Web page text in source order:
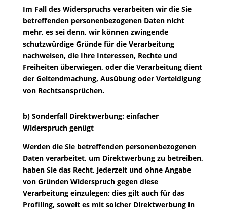
Im Fall des Widerspruchs verarbeiten wir die Sie
betreffenden personenbezogenen Daten nicht
mehr, es sei denn, wir können zwingende
schutzwürdige Gründe für die Verarbeitung
nachweisen, die Ihre Interessen, Rechte und
Freiheiten überwiegen, oder die Verarbeitung dient
der Geltendmachung, Ausübung oder Verteidigung
von Rechtsansprüchen.
b) Sonderfall Direktwerbung: einfacher
Widerspruch genügt
Werden die Sie betreffenden personenbezogenen
Daten verarbeitet, um Direktwerbung zu betreiben,
haben Sie das Recht, jederzeit und ohne Angabe
von Gründen Widerspruch gegen diese
Verarbeitung einzulegen; dies gilt auch für das
Profiling, soweit es mit solcher Direktwerbung in